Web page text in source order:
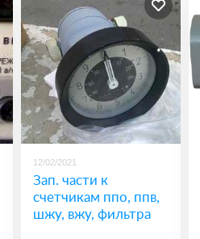
12/02/2021
Зап. части к
счетчикам ппо, ппв,
шжу, вжу, фильтра